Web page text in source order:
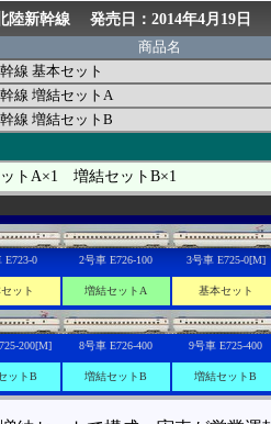
陸新幹線 発売日：2014年4月19日
商品名
線 基本セット
線 増結セットA
線 増結セットB
トA×1 増結セットB×1
E723-0
ット
2号車 E726-100
増結セットA
3号車 E725-0[M]
基本セット
200[M]
ットB
8号車 E726-400
増結セットB
9号車 E725-400
増結セットB